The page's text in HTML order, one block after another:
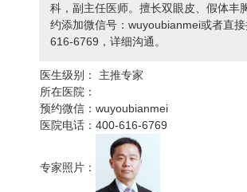
科，副主任医师。擅长双眼皮、假体丰
约添加微信号：wuyoubianmei或者直
616-6769，详细沟通。
医生级别：
主推专家
所在医院：
预约微信：wuyoubianmei
医院电话：400-616-6769
专家照片：